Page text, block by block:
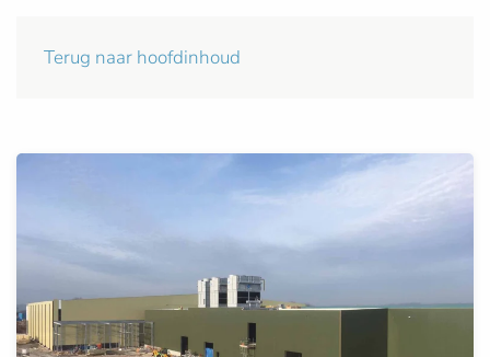
Terug naar hoofdinhoud